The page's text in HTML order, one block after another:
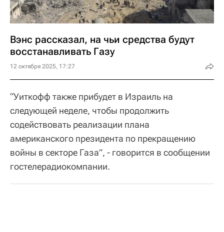
Вэнс рассказал, на чьи средства будут
восстанавливать Газу
12 октября 2025, 17:27
“Уиткофф также прибудет в Израиль на
следующей неделе, чтобы продолжить
содействовать реализации плана
американского президента по прекращению
войны в секторе Газа”, - говорится в сообщении
гостелерадиокомпании.